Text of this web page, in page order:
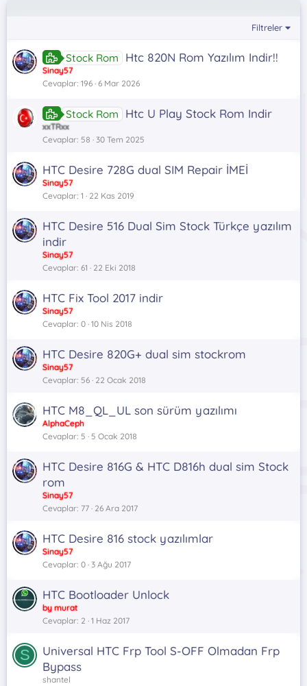
Filtreler
Stock Rom Htc 820N Rom Yazılım Indir!!
Sinay57
Cevaplar 196 6 Mar 2026
Stock Rom Htc U Play Stock Rom Indir
xxTRxx
Cevaplar 58 30 Tem 2025
HTC Desire 728G dual SIM Repair İMEİ
Sinay57
Cevaplar 1 22 Kas 2019
HTC Desire 516 Dual Sim Stock Türkçe yazılım
indir
Sinay57
Cevaplar 61 22 Eki 2018
HTC Fix Tool 2017 indir
Sinay57
Cevaplar 0 10 Nis 2018
HTC Desire 820G+ dual sim stockrom
Sinay57
Cevaplar 56 22 Ocak 2018
HTC M8_QL_UL son sürüm yazılımı
AlphaCeph
Cevaplar 5 5 Ocak 2018
HTC Desire 816G & HTC D816h dual sim Stock
rom
Sinay57
Cevaplar 77 26 Ara 2017
HTC Desire 816 stock yazılımlar
Sinay57
Cevaplar 0 3 Ağu 2017
HTC Bootloader Unlock
by murat
Cevaplar 2 1 Haz 2017
S
Universal HTC Frp Tool S-OFF Olmadan Frp
Bypass
shantel